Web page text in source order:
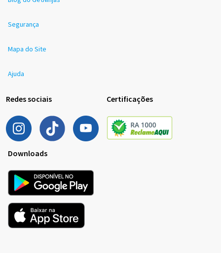
Segurança
Mapa do Site
Ajuda
Redes sociais Certificações
Downloads